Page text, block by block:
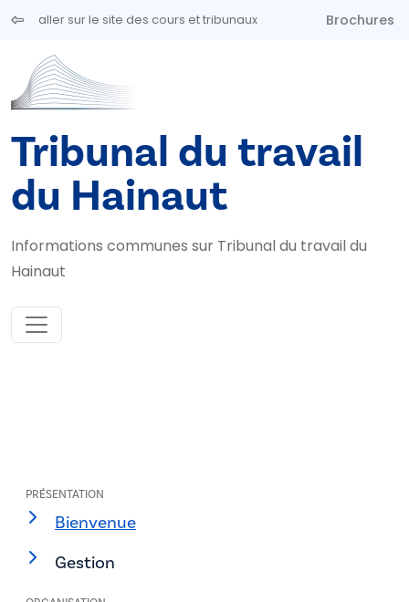
Aller au contenu principal
aller sur le site des cours et tribunaux Brochures
Tribunal du travail
du Hainaut
Informations communes sur Tribunal du travail du
Hainaut
PRÉSENTATION
Bienvenue
Gestion